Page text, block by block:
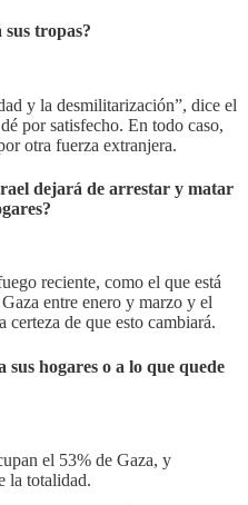
tropas?
y la desmilitarización”, dice el
por satisfecho. En todo caso,
otra fuerza extranjera.
dejará de arrestar y matar
reciente, como el que está
entre enero y marzo y el
de que esto cambiará.
hogares o a lo que quede
el 53% de Gaza, y
la totalidad.